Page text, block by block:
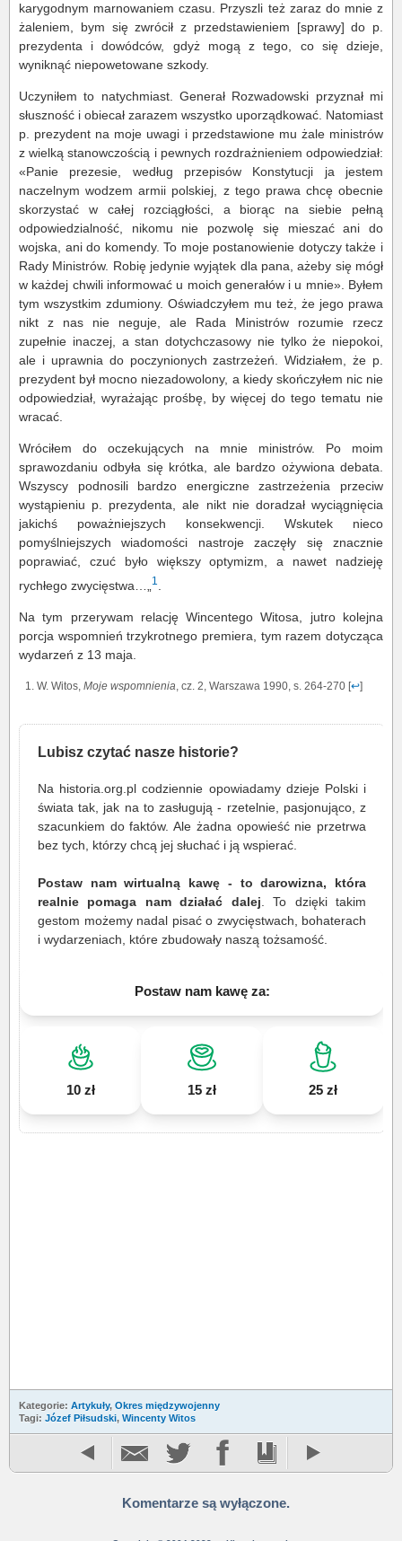
karygodnym marnowaniem czasu. Przyszli też zaraz do mnie z
żaleniem, bym się zwrócił z przedstawieniem [sprawy] do p.
prezydenta i dowódców, gdyż mogą z tego, co się dzieje,
wyniknąć niepowetowane szkody.
Uczyniłem to natychmiast. Generał Rozwadowski przyznał mi
słuszność i obiecał zarazem wszystko uporządkować. Natomiast
p. prezydent na moje uwagi i przedstawione mu żale ministrów
z wielką stanowczością i pewnych rozdrażnieniem odpowiedział:
«Panie prezesie, według przepisów Konstytucji ja jestem
naczelnym wodzem armii polskiej, z tego prawa chcę obecnie
skorzystać w całej rozciągłości, a biorąc na siebie pełną
odpowiedzialność, nikomu nie pozwolę się mieszać ani do
wojska, ani do komendy. To moje postanowienie dotyczy także i
Rady Ministrów. Robię jedynie wyjątek dla pana, ażeby się mógł
w każdej chwili informować u moich generałów i u mnie». Byłem
tym wszystkim zdumiony. Oświadczyłem mu też, że jego prawa
nikt z nas nie neguje, ale Rada Ministrów rozumie rzecz
zupełnie inaczej, a stan dotychczasowy nie tylko że niepokoi,
ale i uprawnia do poczynionych zastrzeżeń. Widziałem, że p.
prezydent był mocno niezadowolony, a kiedy skończyłem nic nie
odpowiedział, wyrażając prośbę, by więcej do tego tematu nie
wracać.
Wróciłem do oczekujących na mnie ministrów. Po moim
sprawozdaniu odbyła się krótka, ale bardzo ożywiona debata.
Wszyscy podnosili bardzo energiczne zastrzeżenia przeciw
wystąpieniu p. prezydenta, ale nikt nie doradzał wyciągnięcia
jakichś poważniejszych konsekwencji. Wskutek nieco
pomyślniejszych wiadomości nastroje zaczęły się znacznie
poprawiać, czuć było większy optymizm, a nawet nadzieję
rychłego zwycięstwa…„
1
Na tym przerywam relację Wincentego Witosa, jutro kolejna
porcja wspomnień trzykrotnego premiera, tym razem dotycząca
wydarzeń z 13 maja.
W. Witos, Moje wspomnienia , cz. 2, Warszawa 1990, s. 264-270 [↩]
Lubisz czytać nasze historie?
Na historia.org.pl codziennie opowiadamy dzieje Polski i
świata tak, jak na to zasługują - rzetelnie, pasjonująco, z
szacunkiem do faktów. Ale żadna opowieść nie przetrwa
bez tych, którzy chcą jej słuchać i ją wspierać.
Postaw nam wirtualną kawę - to darowizna, która
realnie pomaga nam działać dalej . To dzięki takim
gestom możemy nadal pisać o zwycięstwach, bohaterach
i wydarzeniach, które zbudowały naszą tożsamość.
Postaw nam kawę za:
10 zł 15 zł 25 zł
Kategorie: Artykuły, Okres międzywojenny
Tagi: Józef Piłsudski, Wincenty Witos
Komentarze są wyłączone.